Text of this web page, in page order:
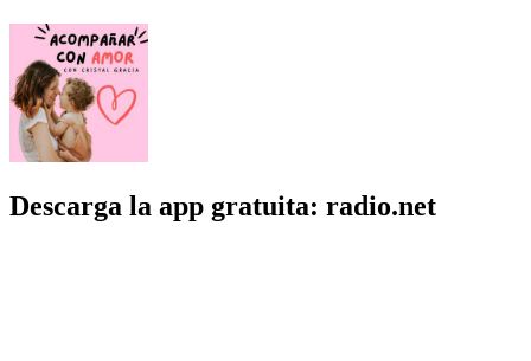
Descarga la app gratuita: radio.net